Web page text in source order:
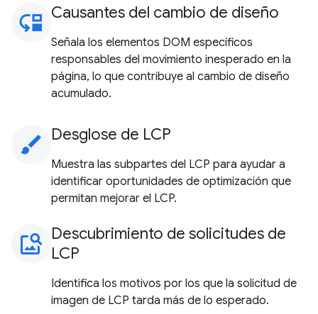
move_down Causantes del cambio de diseño
Señala los elementos DOM específicos
responsables del movimiento inesperado en la
página, lo que contribuye al cambio de diseño
acumulado.
brush Desglose de LCP
Muestra las subpartes del LCP para ayudar a
identificar oportunidades de optimización que
permitan mejorar el LCP.
image_search Descubrimiento de solicitudes de
LCP
Identifica los motivos por los que la solicitud de
imagen de LCP tarda más de lo esperado.